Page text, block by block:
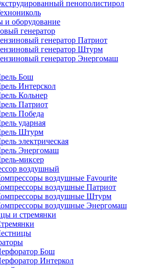
пенополистирол
и оборудование
генератор
генератор Патриот
генератор Штурм
генератор Энергомаш
Бош
Интерскол
Кольнер
Патриот
Победа
ударная
Штурм
электрическая
Энергомаш
миксер
воздушный
воздушные Favourite
воздушные Патриот
воздушные Штурм
воздушные Энергомаш
и стремянки
Бош
Интеркол